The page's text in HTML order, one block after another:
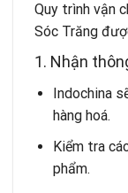
Quy trình vận
Sóc Trăng
1. Nhận
Indochina
hàng hoá.
Kiểm tra
phẩm.